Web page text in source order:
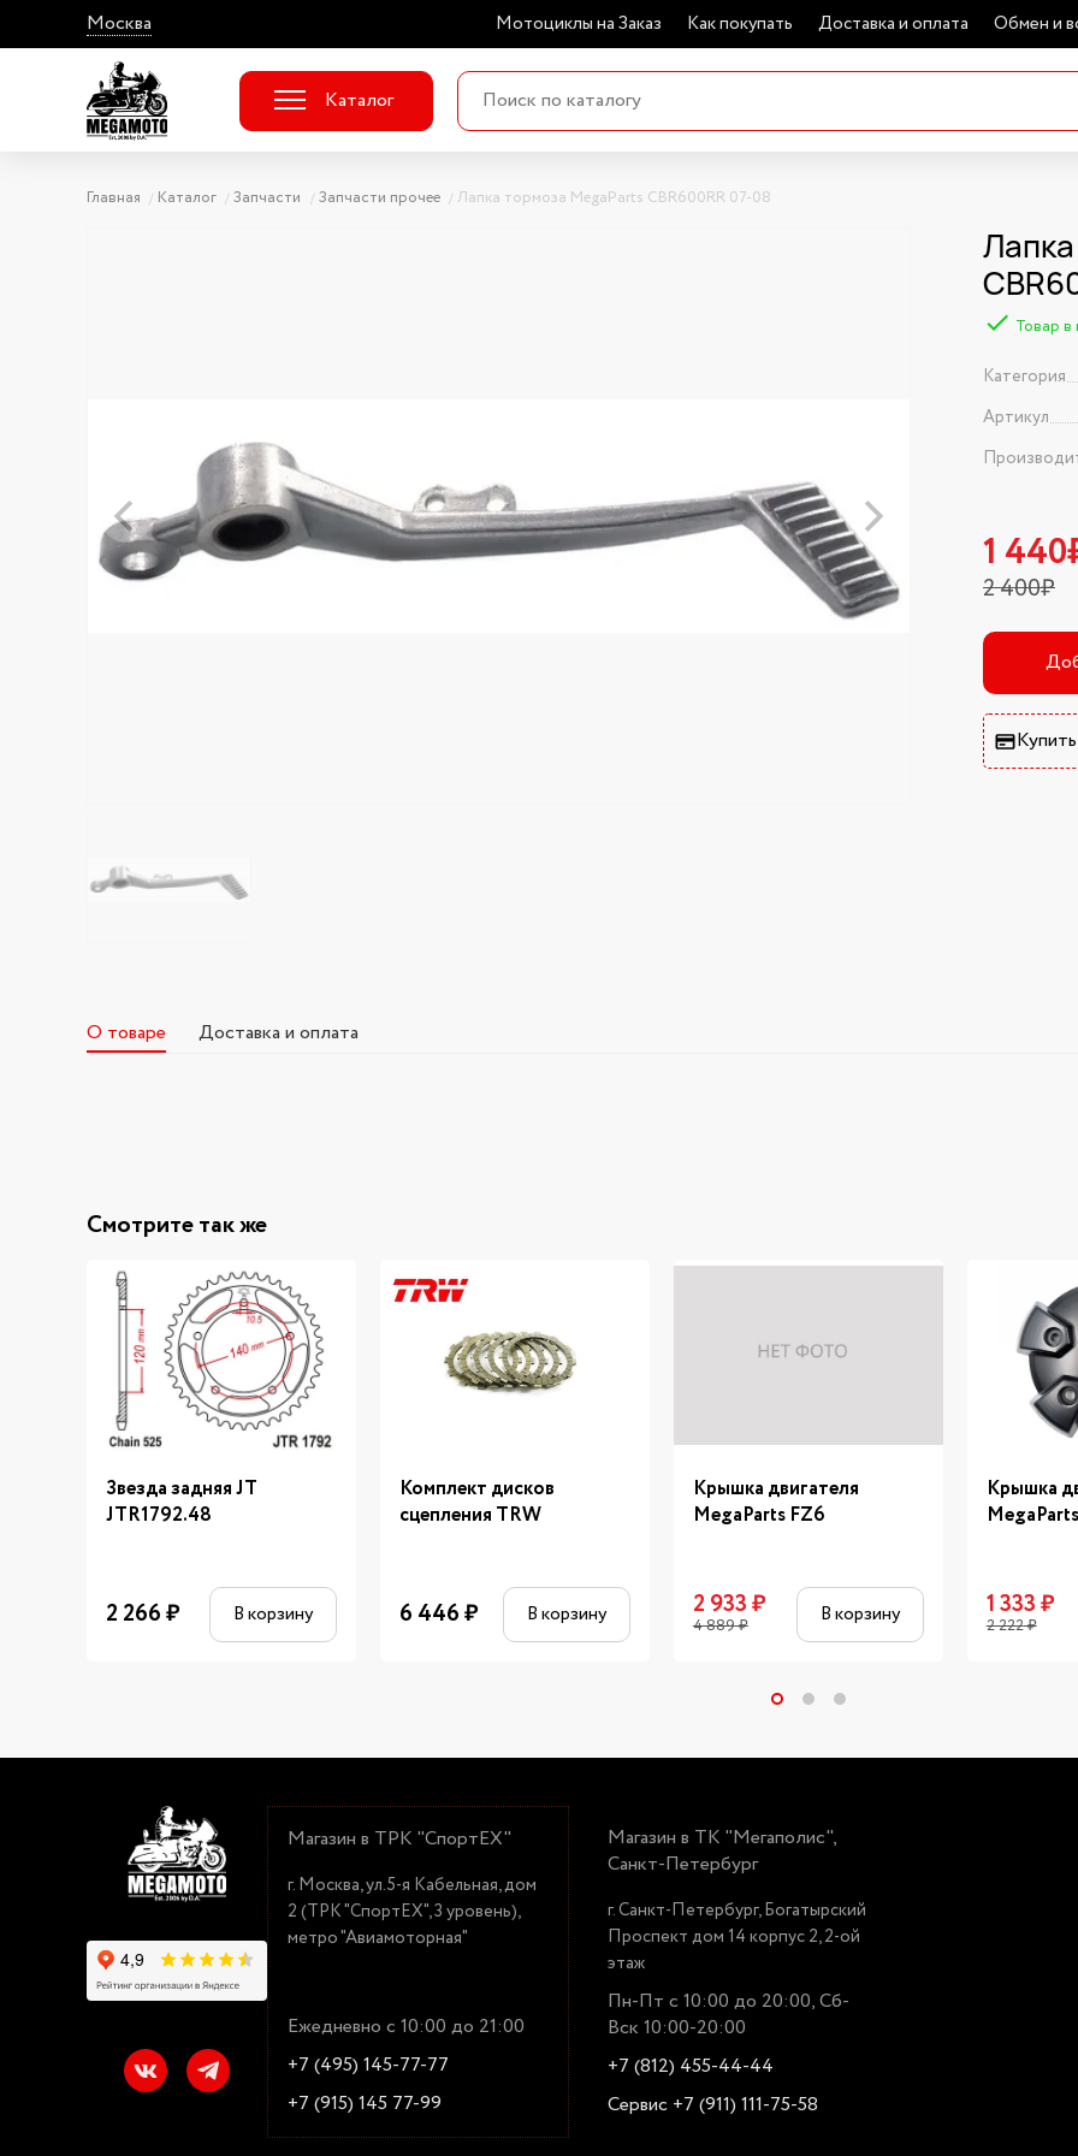
Москва Мотоциклы на Заказ Как покупать Доставка и оплата Обмен и
Каталог
Главная Каталог Запчасти Запчасти прочее Лапка тормоза MegaParts CBR600RR 07-08
Товар в
Категория
Артикул
1
2 400₽
О товаре Доставка и оплата
Смотрите так же
Звезда задняя JT
JTR1792.48
2 266₽ В корзину
Комплект дисков
сцепления TRW
6 446₽ В корзину
Крышка двигателя
MegaParts FZ6
2 933₽
4 889₽ В корзину
Крышка
1 333₽
2 222₽
Магазин в ТРК "СпортЕХ"
г. Москва, ул.5-я Кабельная, дом
2 (ТРК "СпортЕХ", 3 уровень),
метро "Авиамоторная"
Ежедневно с 10:00 до 21:00
+7 (495) 145-77-77
+7 (915) 145 77-99
Магазин в ТК "Мегаполис",
Санкт-Петербург
г. Санкт-Петербург, Богатырский
Проспект дом 14 корпус 2, 2-ой
этаж
Пн-Пт с 10:00 до 20:00, Сб-
Вск 10:00-20:00
+7 (812) 455-44-44
Сервис +7 (911) 111-75-58